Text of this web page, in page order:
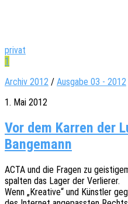
privat
1
Archiv 2012 / Ausgabe 03 - 2012
1. Mai 2012
Vor dem Karren der
Bangemann
ACTA und die Fragen zu
spal­ten das Lager der Verlierer.
Wenn „Krea­ti­ve“ und Künst­ler